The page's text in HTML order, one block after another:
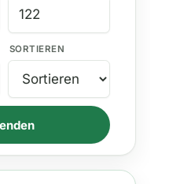
SORTIEREN